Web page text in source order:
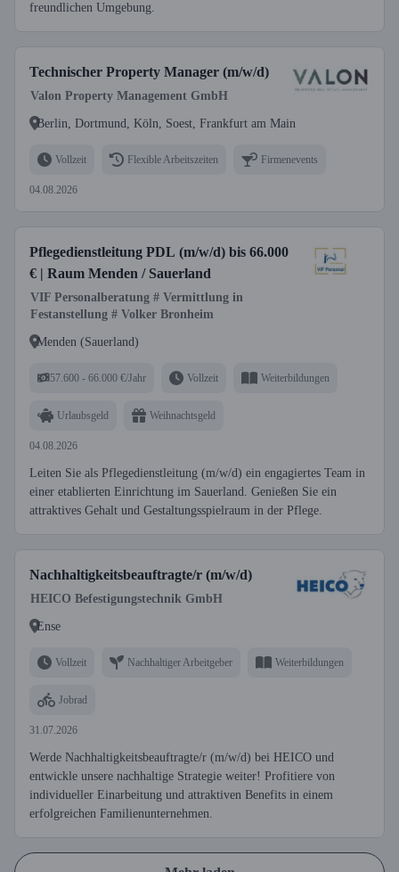
freundlichen Umgebung.
Technischer Property Manager (m/w/d)
Valon Property Management GmbH
Berlin, Dortmund, Köln, Soest, Frankfurt am Main
Vollzeit Flexible Arbeitszeiten Firmenevents
04.08.2026
Pflegedienstleitung PDL (m/w/d) bis 66.000
€ | Raum Menden / Sauerland
VIF Personalberatung # Vermittlung in
Festanstellung # Volker Bronheim
Menden (Sauerland)
57.600 - 66.000 €/Jahr Vollzeit Weiterbildungen
Urlaubsgeld Weihnachtsgeld
04.08.2026
Leiten Sie als Pflegedienstleitung (m/w/d) ein engagiertes Team in
einer etablierten Einrichtung im Sauerland. Genießen Sie ein
attraktives Gehalt und Gestaltungsspielraum in der Pflege.
Nachhaltigkeitsbeauftragte/r (m/w/d)
HEICO Befestigungstechnik GmbH
Ense
Vollzeit Nachhaltiger Arbeitgeber Weiterbildungen
Jobrad
31.07.2026
Werde Nachhaltigkeitsbeauftragte/r (m/w/d) bei HEICO und
entwickle unsere nachhaltige Strategie weiter! Profitiere von
individueller Einarbeitung und attraktiven Benefits in einem
erfolgreichen Familienunternehmen.